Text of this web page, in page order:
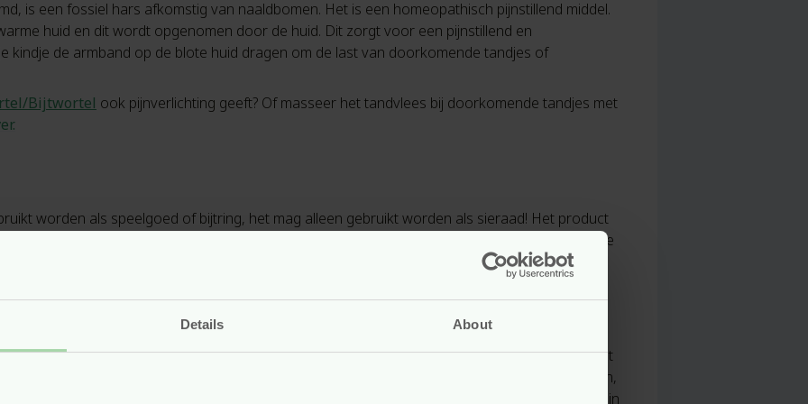
Details About
is een fossiel hars afkomstig van naaldbomen. Het is een homeopathisch pijnstillend middel.
huid en dit wordt opgenomen door de huid. Dit zorgt voor een pijnstillend en
kindje de armband op de blote huid dragen om de last van doorkomende tandjes of
Bijtwortel ook pijnverlichting geeft? Of masseer het tandvlees bij doorkomende tandjes met
worden als speelgoed of bijtring, het mag alleen gebruikt worden als sieraad! Het product
is een natuurproduct. Ondanks de uitgebreide kwaliteitscontroles is het niet onmogelijk dat de
uitgeoefend (bijv. als je kindje erop kauwt).
van de producten van Grünspecht mag verwachten. Grünspecht besteedt bijzondere aandacht
met hoogwaardige natuurlijke materialen. Bovendien streven ze ernaar om hulpbronnen,
wordt zoveel mogelijk gebruik gemaakt van grondstoffen die natuurlijk en hernieuwbaar zijn